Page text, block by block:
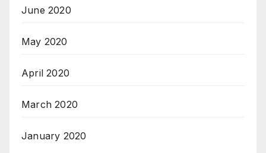
June 2020
May 2020
April 2020
March 2020
January 2020